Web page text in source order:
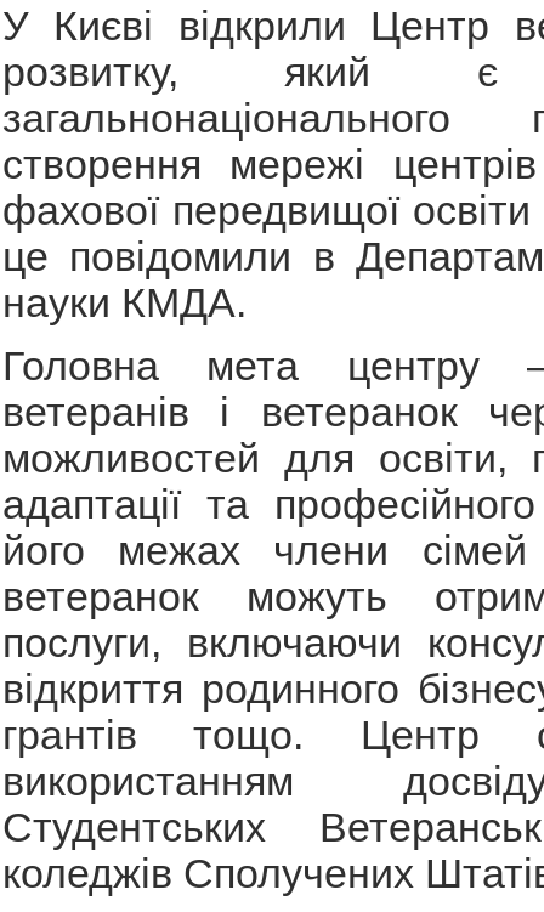
У Києві відкрили Центр
розвитку, який є
створення мережі
фахової передвищої
це повідомили в
науки КМДА.
Головна мета центру
ветеранів і ветеранок
можливостей для освіти,
адаптації та
його межах члени сімей
ветеранок можуть
послуги, включаючи
відкриття родинного
грантів тощо. Центр
використанням
Студентських
коледжів Сполучених